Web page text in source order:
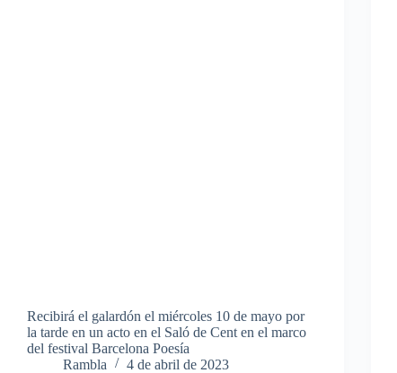
Recibirá el galardón el miércoles 10 de mayo por
la tarde en un acto en el Saló de Cent en el marco
del festival Barcelona Poesía
Rambla
4 de abril de 2023